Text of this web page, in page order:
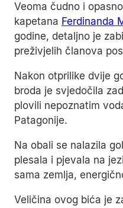
Veoma čudno i
kapetana Ferdinanda
godine, detaljno je
preživjelih članova
Nakon otprilike dvije
broda je svjedočila
plovili nepoznatim
Patagonije.
Na obali se nalazila
plesala i pjevala na
sama zemlja,
Veličina ovog bića je